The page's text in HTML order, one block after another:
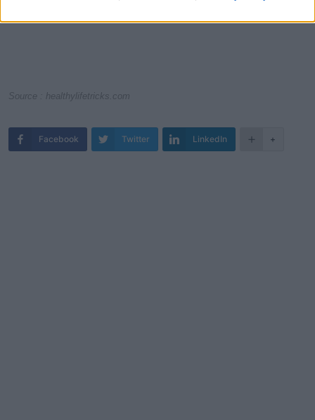
Source : healthylifetricks.com
Facebook Twitter LinkedIn +